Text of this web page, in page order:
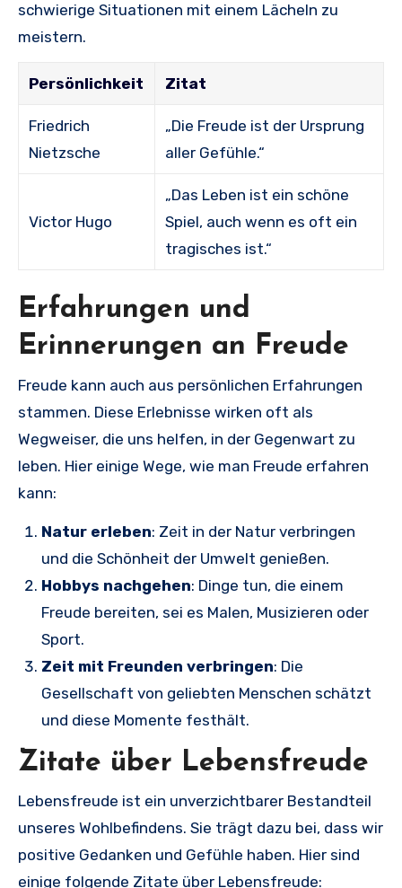
schwierige Situationen mit einem Lächeln zu
meistern.
Persönlichkeit Zitat
Friedrich
Nietzsche
„Die Freude ist der Ursprung
aller Gefühle.“
Victor Hugo
„Das Leben ist ein schöne
Spiel, auch wenn es oft ein
tragisches ist.“
Erfahrungen und
Erinnerungen an Freude
Freude kann auch aus persönlichen Erfahrungen
stammen. Diese Erlebnisse wirken oft als
Wegweiser, die uns helfen, in der Gegenwart zu
leben. Hier einige Wege, wie man Freude erfahren
kann:
Natur erleben: Zeit in der Natur verbringen
und die Schönheit der Umwelt genießen.
Hobbys nachgehen: Dinge tun, die einem
Freude bereiten, sei es Malen, Musizieren oder
Sport.
Zeit mit Freunden verbringen: Die
Gesellschaft von geliebten Menschen schätzt
und diese Momente festhält.
Zitate über Lebensfreude
Lebensfreude ist ein unverzichtbarer Bestandteil
unseres Wohlbefindens. Sie trägt dazu bei, dass wir
positive Gedanken und Gefühle haben. Hier sind
einige folgende Zitate über Lebensfreude: